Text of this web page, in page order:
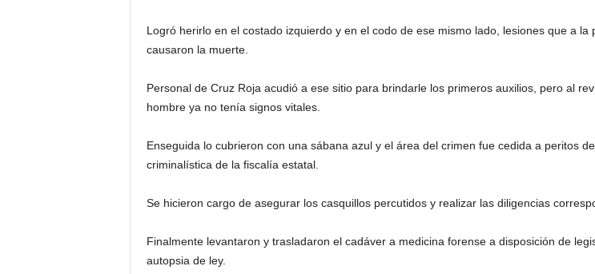
Logró herirlo en el costado izquierdo y en el codo de ese mismo lado, lesiones que a la
causaron la muerte.
Personal de Cruz Roja acudió a ese sitio para brindarle los primeros auxilios, pero al
hombre ya no tenía signos vitales.
Enseguida lo cubrieron con una sábana azul y el área del crimen fue cedida a peritos de
criminalística de la fiscalía estatal.
Se hicieron cargo de asegurar los casquillos percutidos y realizar las diligencias
Finalmente levantaron y trasladaron el cadáver a medicina forense a disposición de
autopsia de ley.